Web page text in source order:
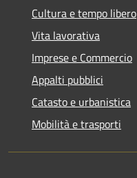
Cultura e tempo libero
Vita lavorativa
Imprese e Commercio
Appalti pubblici
Catasto e urbanistica
Mobilità e trasporti